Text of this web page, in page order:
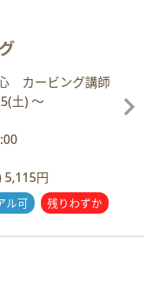
カービング講師
(土)～
5,115円
ル可 残りわずか